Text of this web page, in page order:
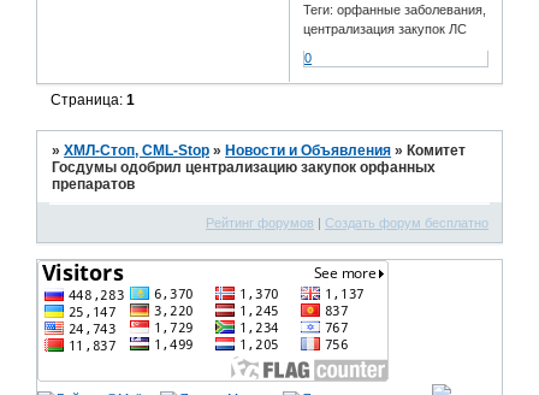
Теги: орфанные заболевания,
централизация закупок ЛС
0
Страница:1
»ХМЛ-Стоп, CML-Stop » Новости и Объявления » Комитет
Госдумы одобрил централизацию закупок орфанных
препаратов
Рейтинг форумов | Создать форум бесплатно